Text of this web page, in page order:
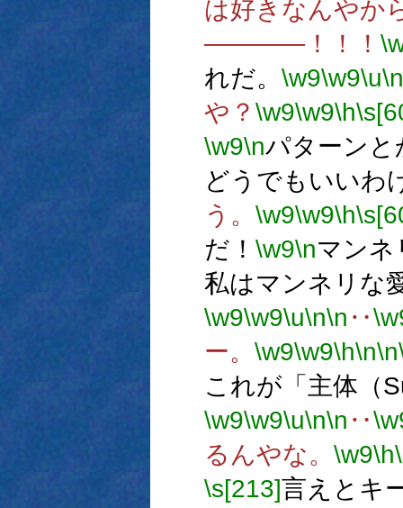
は好きなんやか
――――！！！
れだ。 \w9\w9\u\n
や？ \w9\w9\h
\w9\nパターンと
どうでもいいわ
う。 \w9\w9\h
だ！ \w9\nマンネ
私はマンネリな
\w9\w9\u\n\n ‥
ー。 \w9\w9\h\n\n
これが「主体（
\w9\w9\u\n\n ‥
るんやな。 \w9\h
\s[213]言えとキ